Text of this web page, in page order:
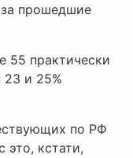
прошедшие
55 практически
23 и 25%
по РФ
это, кстати,